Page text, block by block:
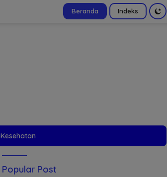
Beranda Indeks
Kesehatan
Popular Post